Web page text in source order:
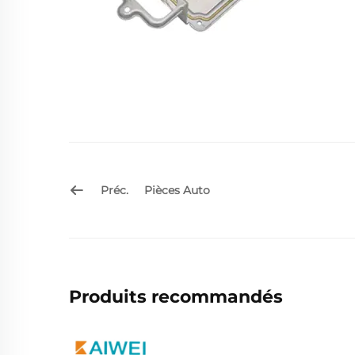
Préc. Pièces Auto
Produits recommandés